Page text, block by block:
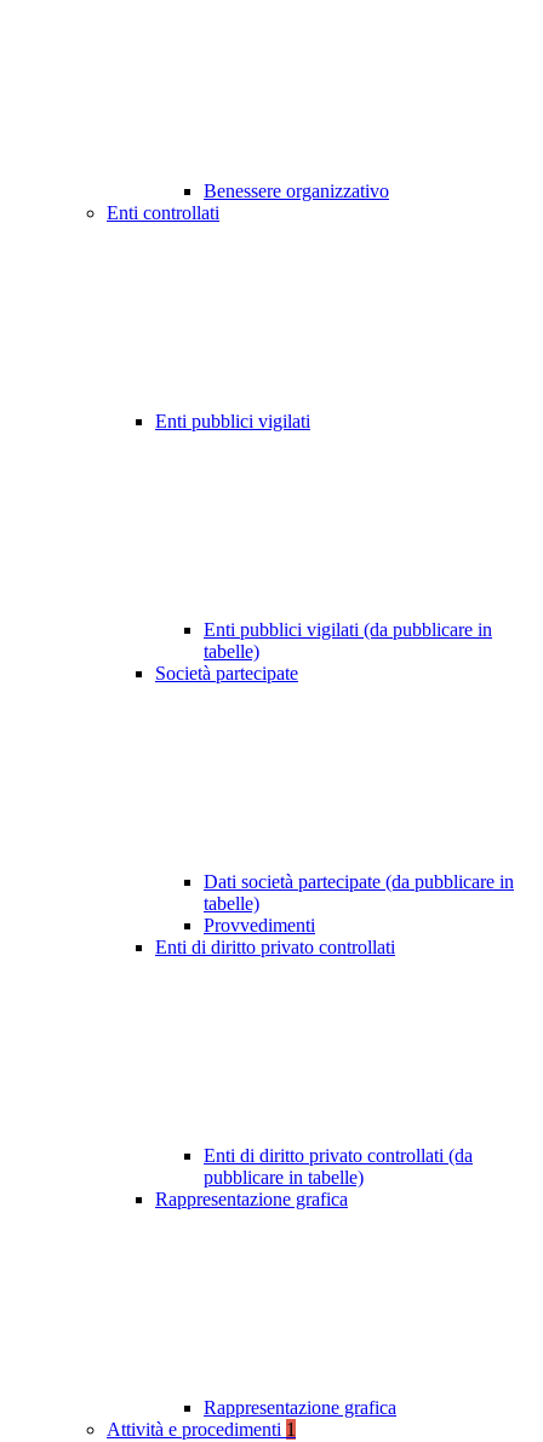
Benessere organizzativo
Enti controllati
Enti pubblici vigilati
Enti pubblici vigilati (da pubblicare in
tabelle)
Società partecipate
Dati società partecipate (da pubblicare in
tabelle)
Provvedimenti
Enti di diritto privato controllati
Enti di diritto privato controllati (da
pubblicare in tabelle)
Rappresentazione grafica
Rappresentazione grafica
Attività e procedimenti 1